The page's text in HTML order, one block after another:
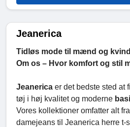
Jeanerica
Tidløs mode til mænd og
Om os – Hvor komfort og stil
Jeanerica er det bedste sted at
tøj i høj kvalitet og moderne
Vores kollektioner omfatter alt
damejeans til Jeanerica herre t-